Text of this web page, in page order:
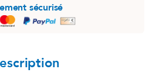
sécurisé